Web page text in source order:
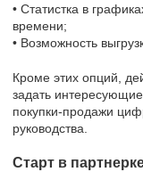
• Статистка в
времени;
• Возможность
Кроме этих опций,
задать
покупки-продажи
руководства.
Старт в